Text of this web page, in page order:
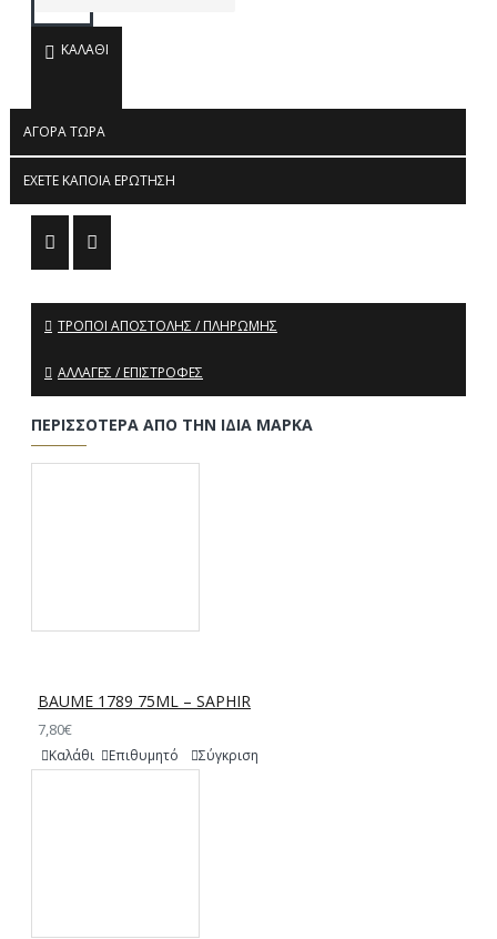
ΚΑΛΆΘΙ
ΑΓΟΡΆ ΤΏΡΑ
ΈΧΕΤΕ ΚΆΠΟΙΑ ΕΡΏΤΗΣΗ
ΤΡΌΠΟΙ ΑΠΟΣΤΟΛΉΣ / ΠΛΗΡΩΜΉΣ
ΑΛΛΑΓΈΣ / ΕΠΙΣΤΡΟΦΈΣ
ΠΕΡΙΣΣΌΤΕΡΑ ΑΠΌ ΤΗΝ ΊΔΙΑ ΜΆΡΚΑ
BAUME 1789 75ML – SAPHIR
7,80€
Καλάθι Επιθυμητό Σύγκριση